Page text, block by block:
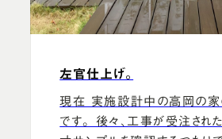
左官仕上げ。
現在 実施設計中の高岡の
です。 後々、工事が受注され